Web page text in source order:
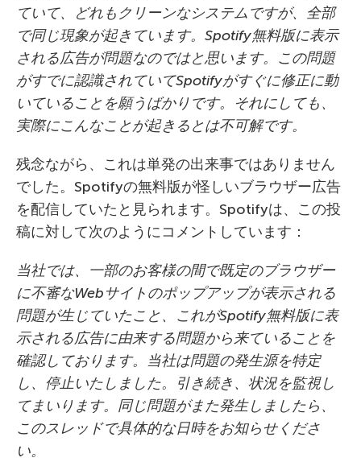
ていて、どれもクリーンなシステムですが、全部
で同じ現象が起きています。Spotify無料版に表示
される広告が問題なのではと思います。この問題
がすでに認識されていてSpotifyがすぐに修正に動
いていることを願うばかりです。それにしても、
実際にこんなことが起きるとは不可解です。
残念ながら、これは単発の出来事ではありません
でした。Spotifyの無料版が怪しいブラウザー広告
を配信していたと見られます。Spotifyは、この投
稿に対して次のようにコメントしています：
当社では、一部のお客様の間で既定のブラウザー
に不審なWebサイトのポップアップが表示される
問題が生じていたこと、これがSpotify無料版に表
示される広告に由来する問題から来ていることを
確認しております。当社は問題の発生源を特定
し、停止いたしました。引き続き、状況を監視し
てまいります。同じ問題がまた発生しましたら、
このスレッドで具体的な日時をお知らせくださ
い。